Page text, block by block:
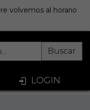
volvemos al horario
Buscar
LOGIN